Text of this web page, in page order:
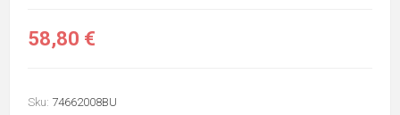
58,80 €
Sku: 74662008BU